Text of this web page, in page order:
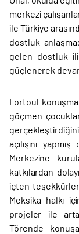
merkezi
ile Türkiye
dostluk
gelen dostluk
güçlenerek
Fortoul
göçmen
açılışını
Merkezine
katkılardan
içten
Meksika halkı
projeler ile
Törende